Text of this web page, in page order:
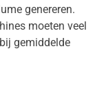
genereren.
moeten veel
gemiddelde